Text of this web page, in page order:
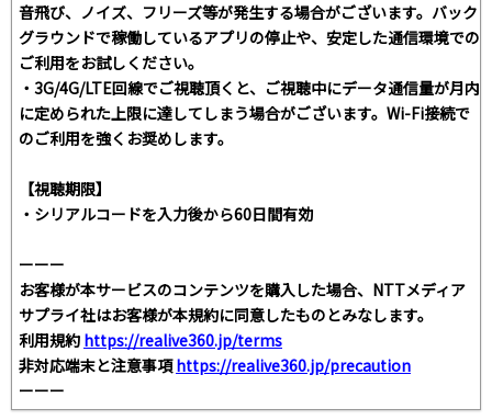
音飛び、ノイズ、フリーズ等が発生する場合がございます。バック
グラウンドで稼働しているアプリの停止や、安定した通信環境での
ご利用をお試しください。
・3G/4G/LTE回線でご視聴頂くと、ご視聴中にデータ通信量が月内
に定められた上限に達してしまう場合がございます。Wi-Fi接続で
のご利用を強くお奨めします。
【視聴期限】
・シリアルコードを入力後から60日間有効
ーーー
お客様が本サービスのコンテンツを購入した場合、NTTメディア
サプライ社はお客様が本規約に同意したものとみなします。
利用規約 https://realive360.jp/terms
非対応端末と注意事項https://realive360.jp/precaution
ーーー